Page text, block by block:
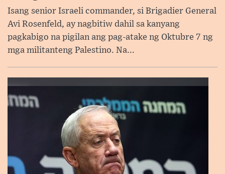
Isang senior Israeli commander, si Brigadier General
Avi Rosenfeld, ay nagbitiw dahil sa kanyang
pagkabigo na pigilan ang pag-atake ng Oktubre 7 ng
mga militanteng Palestino. Na...